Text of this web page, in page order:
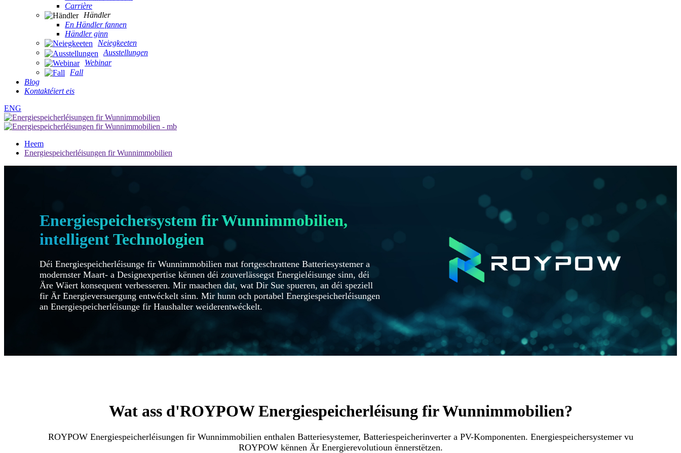
Carrière
Händler
En Händler fannen
Händler ginn
Neiegkeeten
Ausstellungen
Webinar
Fall
Blog
Kontaktéiert eis
ENG
Heem
Energiespeicherléisungen fir Wunnimmobilien
Energiespeichersystem fir Wunnimmobilien,
intelligent Technologien
Déi Energiespeicherléisunge fir Wunnimmobilien mat fortgeschrattene Batteriesystemer a
modernster Maart- a Designexpertise kënnen déi zouverlässegst Energieléisunge sinn, déi
Äre Wäert konsequent verbesseren. Mir maachen dat, wat Dir Sue spueren, an déi speziell
fir Är Energieversuergung entwéckelt sinn. Mir hunn och portabel Energiespeicherléisungen
an Energiespeicherléisunge fir Haushalter weiderentwéckelt.
Wat ass d'ROYPOW Energiespeicherléisung fir Wunnimmobilien?
ROYPOW Energiespeicherléisungen fir Wunnimmobilien enthalen Batteriesystemer, Batteriespeicherinverter a PV-Komponenten. Energiespeichersystemer vu
ROYPOW kënnen Är Energierevolutioun ënnerstëtzen.